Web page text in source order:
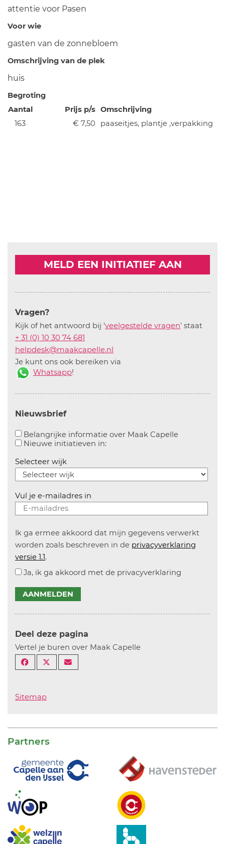
attentie voor Pasen
Voor wie
gasten van de zonnebloem
Omschrijving van de plek
huis
Begroting
Aantal
Prijs p/s Omschrijving
163
€ 7,50 paaseitjes, plantje ,verpakking
MELD EEN INITIATIEF AAN
Vragen?
Kijk of het antwoord bij 'veelgestelde vragen' staat
+ 31 (0) 10 30 74 681
helpdesk@maakcapelle.nl
Je kunt ons ook bereiken via
Whatsapp!
Nieuwsbrief
Belangrijke informatie over Maak CapelleAanvinken
Nieuwe initiatieven in:Aanvinken om informatie over
Selecteer wijk
Vul je e-mailadres in
Ik ga ermee akkoord dat mijn gegevens verwerkt
worden zoals beschreven in de privacyverklaring
versie 1.1.
Ja, ik ga akkoord met de privacyverklaring
AANMELDEN
Deel deze pagina
Vertel je buren over Maak Capelle
Sitemap
Partners